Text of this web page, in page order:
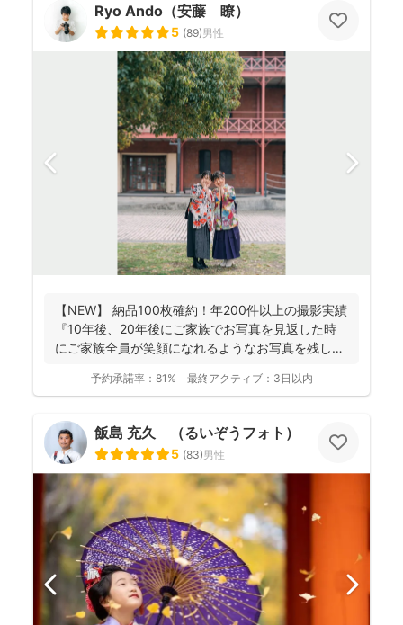
Ryo Ando（安藤 瞭）
5 (89)男性
【NEW】 納品100枚確約！年200件以上の撮影実績
『10年後、20年後にご家族でお写真を見返した時
にご家族全員が笑顔になれるようなお写真を残し
予約承諾率： 81% 最終アクティブ： 3日以内
飯島 充久 （るいぞうフォト）
5 (83)男性